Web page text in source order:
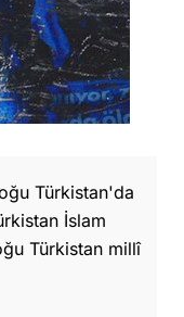
Türkistan'da
İslam
Türkistan millî